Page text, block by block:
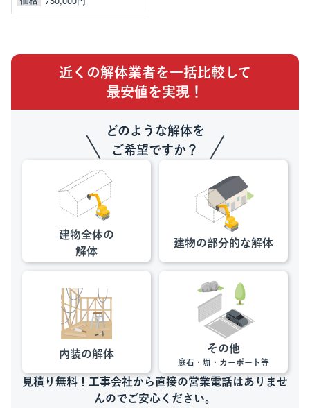
近くの解体業者を一括比較して
最安値を実現！
どのような解体を
ご希望ですか？
建物全体の
解体
建物の部分的な解体
内装の解体 その他
庭石・塀・カーポート等
見積り無料！工事会社から直接の営業電話はありませ
んのでご安心ください。